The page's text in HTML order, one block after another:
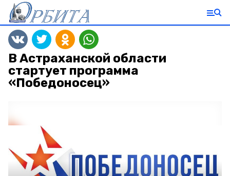
В Астраханской области
стартует программа
«Победоносец»